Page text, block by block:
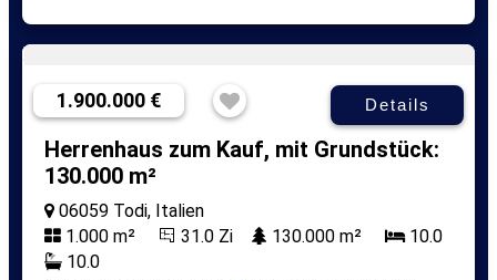
1.900.000 € Details
Herrenhaus zum Kauf, mit Grundstück:
130.000 m²
06059 Todi, Italien
1.000 m²
31.0 Zi 130.000 m²
10.0
10.0